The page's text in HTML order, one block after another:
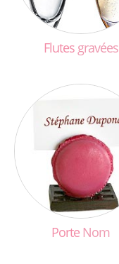
Flutes gravées
Porte Nom